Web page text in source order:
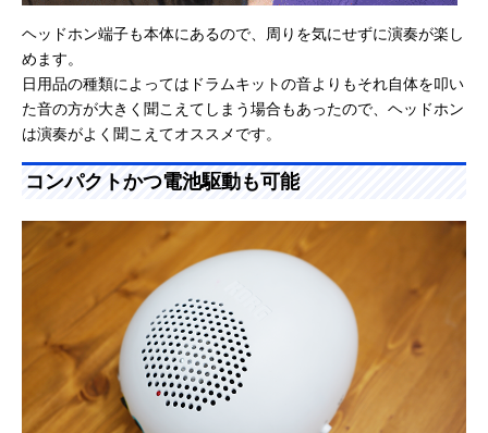
ヘッドホン端子も本体にあるので、周りを気にせずに演奏が楽し
めます。
日用品の種類によってはドラムキットの音よりもそれ自体を叩い
た音の方が大きく聞こえてしまう場合もあったので、ヘッドホン
は演奏がよく聞こえてオススメです。
コンパクトかつ電池駆動も可能